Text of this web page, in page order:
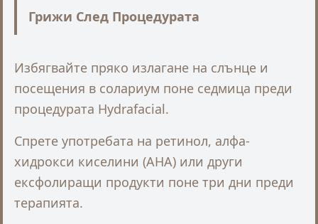
Грижи След Процедурата
Избягвайте пряко излагане на слънце и
посещения в солариум поне седмица преди
процедурата Hydrafacial.
Спрете употребата на ретинол, алфа-
хидрокси киселини (AHA) или други
ексфолиращи продукти поне три дни преди
терапията.